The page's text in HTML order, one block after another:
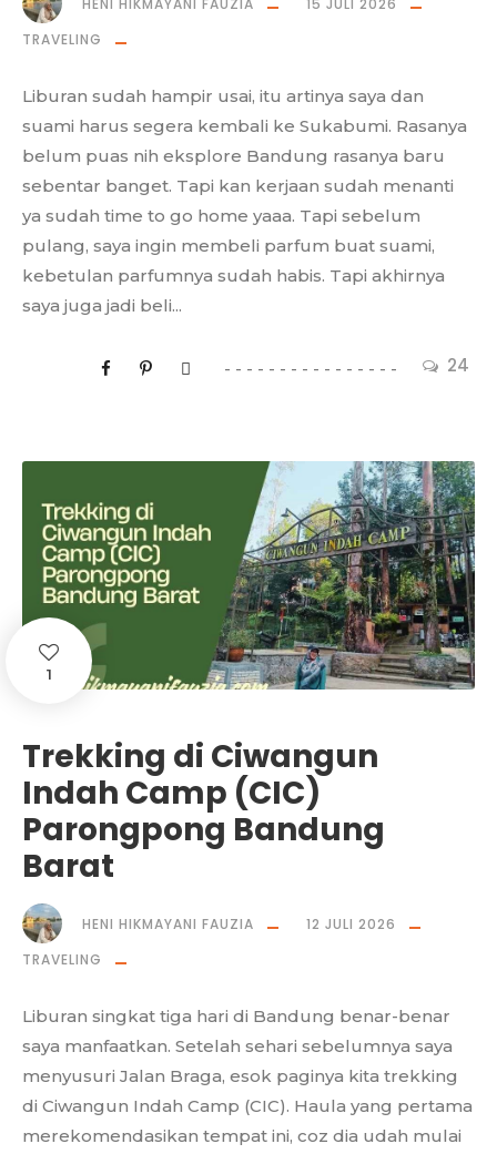
24
TRAVELING
Liburan sudah hampir usai, itu artinya saya dan
suami harus segera kembali ke Sukabumi. Rasanya
belum puas nih eksplore Bandung rasanya baru
sebentar banget. Tapi kan kerjaan sudah menanti
ya sudah time to go home yaaa. Tapi sebelum
pulang, saya ingin membeli parfum buat suami,
kebetulan parfumnya sudah habis. Tapi akhirnya
saya juga jadi beli...
1
Trekking di Ciwangun
Indah Camp (CIC)
Parongpong Bandung
Barat
HENI HIKMAYANI FAUZIA
12 JULI 2026
TRAVELING
Liburan singkat tiga hari di Bandung benar-benar
saya manfaatkan. Setelah sehari sebelumnya saya
menyusuri Jalan Braga, esok paginya kita trekking
di Ciwangun Indah Camp (CIC). Haula yang pertama
merekomendasikan tempat ini, coz dia udah mulai